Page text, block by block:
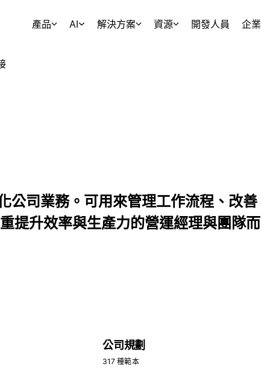
產品 AI 解決方案 資源 開發人員 企業
公司業務。可用來管理工作流程、改善
提升效率與生產力的營運經理與團隊而
公司規劃
317 種範本